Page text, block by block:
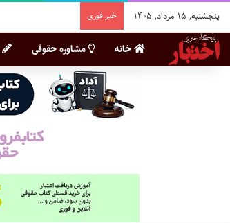
پنجشنبه, ۱۵ مرداد, ۱۴۰۵ خبر فوری
خانه مشاوره حقوقی